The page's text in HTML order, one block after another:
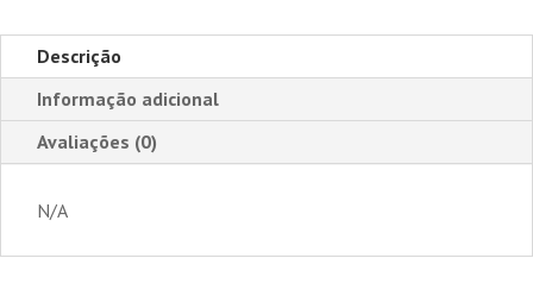
-
Missão:
História
-
Descrição
Informação adicional
Avaliações (0)
N/A